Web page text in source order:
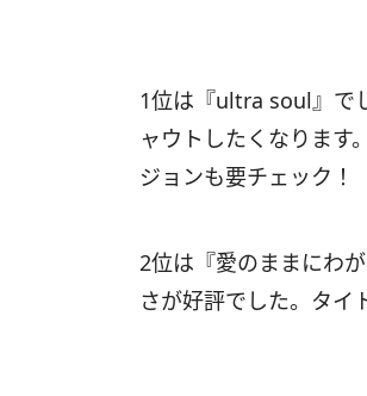
1位は『ultra soul』で
ャウトしたくなります
ジョンも要チェック！
2位は『愛のままにわ
さが好評でした。タイ